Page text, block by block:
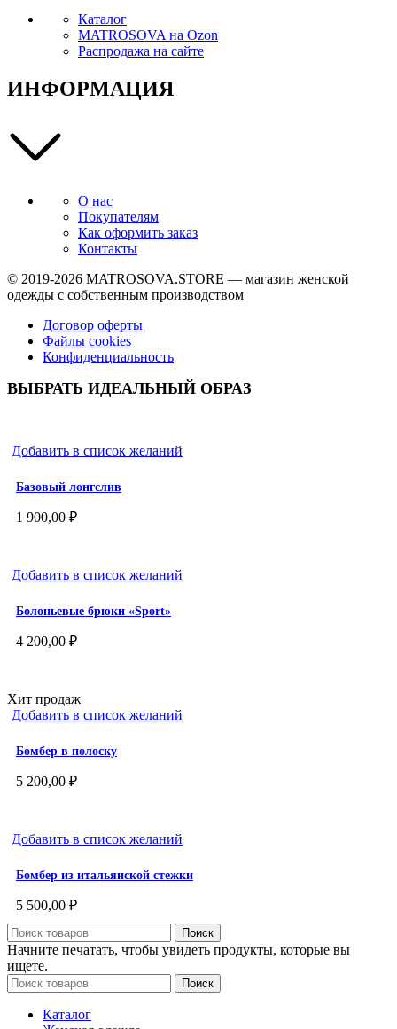
Каталог
MATROSOVA на Ozon
Распродажа на сайте
ИНФОРМАЦИЯ
О нас
Покупателям
Как оформить заказ
Контакты
© 2019-2026 MATROSOVA.STORE — магазин женской
одежды с собственным производством
Договор оферты
Файлы cookies
Конфиденциальность
ВЫБРАТЬ ИДЕАЛЬНЫЙ ОБРАЗ
Добавить в список желаний
Базовый лонгслив
1 900,00 ₽
Добавить в список желаний
Болоньевые брюки «Sport»
4 200,00 ₽
Хит продаж
Добавить в список желаний
Бомбер в полоску
5 200,00 ₽
Добавить в список желаний
Бомбер из итальянской стежки
5 500,00 ₽
Поиск
Начните печатать, чтобы увидеть продукты, которые вы
ищете.
Поиск
Каталог